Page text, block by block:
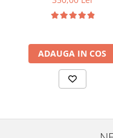
ADAUGA IN COS